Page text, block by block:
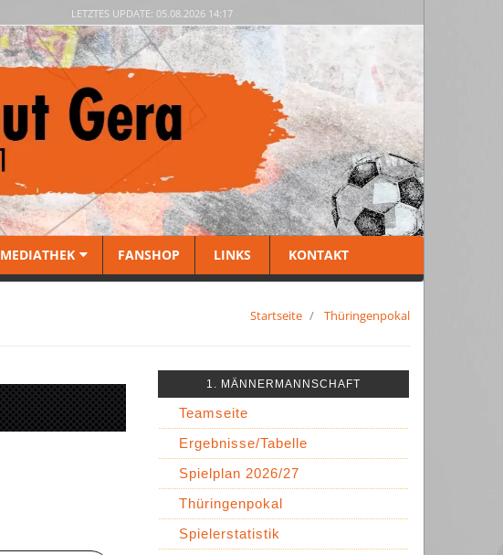
LETZTES UPDATE: 05.08.2026 14:17
MEDIATHEK FANSHOP LINKS KONTAKT
Startseite Thüringenpokal
1. MÄNNERMANNSCHAFT
Teamseite
Ergebnisse/Tabelle
Spielplan 2026/27
Thüringenpokal
Spielerstatistik